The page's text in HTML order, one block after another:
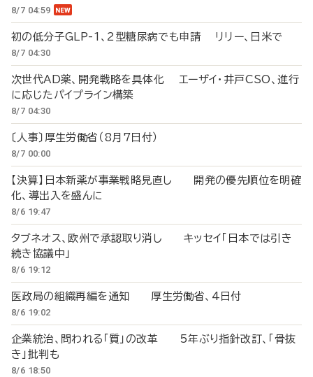
8/7 04:59
初の低分子GLP-1、2型糖尿病でも申請 リリー、日米で
8/7 04:30
次世代AD薬、開発戦略を具体化 エーザイ・井戸CSO、進行
に応じたパイプライン構築
8/7 04:30
〔人事〕厚生労働省（8月7日付）
8/7 00:00
【決算】日本新薬が事業戦略見直し 開発の優先順位を明確
化、導出入を盛んに
8/6 19:47
タブネオス、欧州で承認取り消し キッセイ「日本では引き
続き協議中」
8/6 19:12
医政局の組織再編を通知 厚生労働省、4日付
8/6 19:02
企業統治、問われる「質」の改革 5年ぶり指針改訂、「骨抜
き」批判も
8/6 18:50